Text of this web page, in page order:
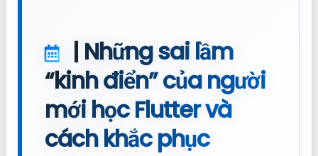
| Những sai lầm
“kinh điển” của người
mới học Flutter và
cách khắc phục